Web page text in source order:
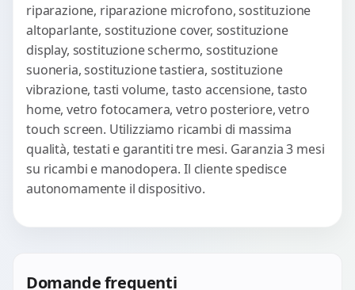
riparazione, riparazione microfono, sostituzione
altoparlante, sostituzione cover, sostituzione
display, sostituzione schermo, sostituzione
suoneria, sostituzione tastiera, sostituzione
vibrazione, tasti volume, tasto accensione, tasto
home, vetro fotocamera, vetro posteriore, vetro
touch screen. Utilizziamo ricambi di massima
qualità, testati e garantiti tre mesi. Garanzia 3 mesi
su ricambi e manodopera. Il cliente spedisce
autonomamente il dispositivo.
Domande frequenti